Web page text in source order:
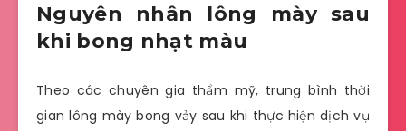
Nguyên nhân lông mày sau
khi bong nhạt màu
Theo các chuyên gia thẩm mỹ, trung bình thời
gian lông mày bong vảy sau khi thực hiện dịch vụ